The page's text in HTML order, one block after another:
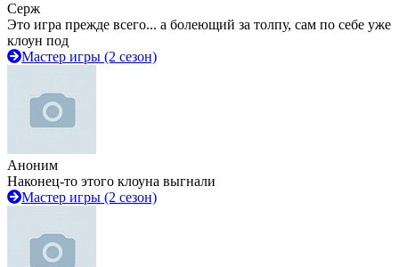
Серж
Это игра прежде всего... а болеющий за толпу, сам по себе уже
клоун под
Мастер игры (2 сезон)
Аноним
Наконец-то этого клоуна выгнали
Мастер игры (2 сезон)